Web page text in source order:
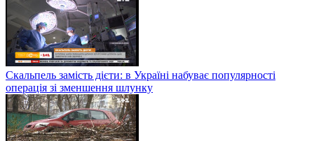
Скальпель замість дієти: в Україні набуває популярності
операція зі зменшення шлунку